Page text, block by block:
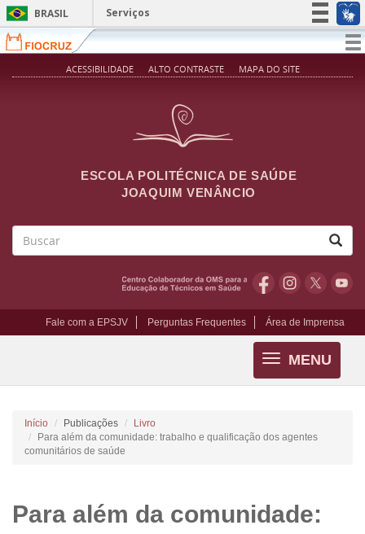
Pular para o conteúdo principal
BRASIL
Serviços
Simplifique!
Participe
ACESSIBILIDADE ALTO CONTRASTE MAPA DO SITE
ESCOLA POLITÉCNICA DE SAÚDE
JOAQUIM VENÂNCIO
Fale com a EPSJV Perguntas Frequentes Área de Imprensa
MENU
Toggle
navigation
Início Publicações
Livro
Para além da comunidade: trabalho e qualificação dos agentes
comunitários de saúde
Para além da comunidade: